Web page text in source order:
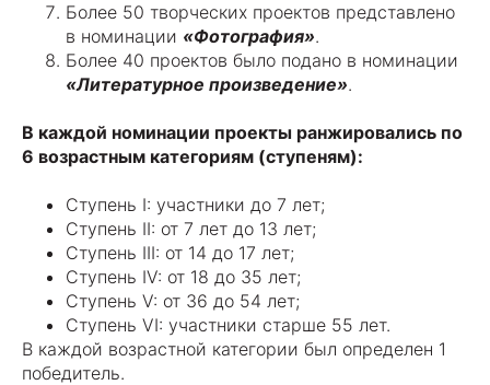
Более 50 творческих проектов представлено
в номинации «Фотография».
Более 40 проектов было подано в номинации
«Литературное произведение».
В каждой номинации проекты ранжировались по
6 возрастным категориям (ступеням):
Ступень I: участники до 7 лет;
Ступень II: от 7 лет до 13 лет;
Ступень III: от 14 до 17 лет;
Ступень IV: от 18 до 35 лет;
Ступень V: от 36 до 54 лет;
Ступень VI: участники старше 55 лет.
В каждой возрастной категории был определен 1
победитель.